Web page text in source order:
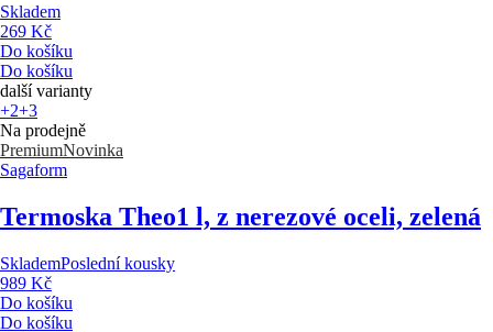
Skladem
269 Kč
Do košíku
Do košíku
další varianty
+2+3
Na prodejně
PremiumNovinka
Sagaform
Termoska Theo1 l, z nerezové oceli, zelená
SklademPoslední kousky
989 Kč
Do košíku
Do košíku